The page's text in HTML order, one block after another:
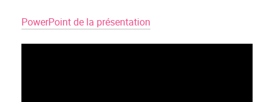
PowerPoint de la présentation